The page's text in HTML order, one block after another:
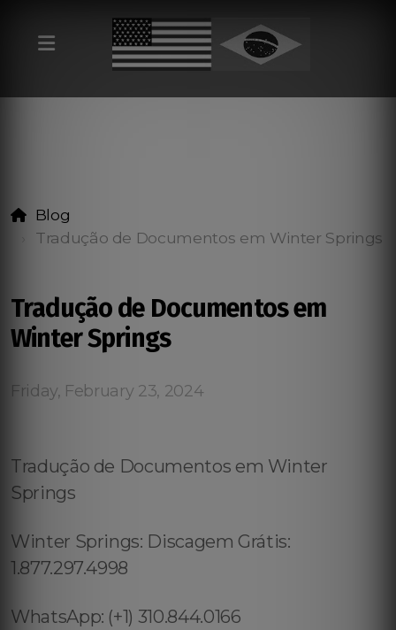
Blog
Tradução de Documentos em Winter Springs
Tradução de Documentos em
Winter Springs
Friday, February 23, 2024
Tradução de Documentos em Winter
Springs
Winter Springs: Discagem Grátis:
1.877.297.4998
WhatsApp: (+1) 310.844.0166